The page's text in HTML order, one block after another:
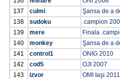
137
culmi
Şansa de a
138
sudoku
.campion
139
mere
Finala
140
monkey
Şansa de a
141
control1
ONIG 2010
142
cod5
OJI 2007
143
izvor
OMI Iaşi 2011